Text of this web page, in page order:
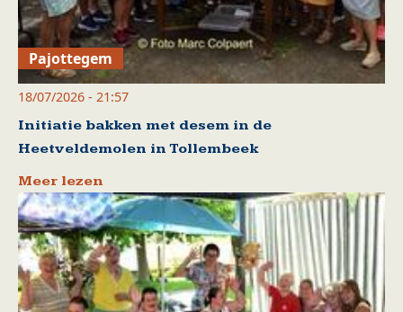
Pajottegem
18/07/2026 - 21:57
Initiatie bakken met desem in de
Heetveldemolen in Tollembeek
Meer lezen